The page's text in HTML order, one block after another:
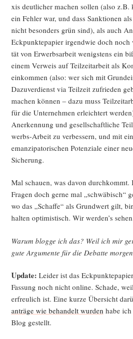
xis deut­li­cher machen sol­len (also
ein Feh­ler war, und dass Sank­tio­nen
nicht beson­ders grün sind), als auch
Eck­punk­te­pa­pier irgend­wie doch
tät von Erwerbs­ar­beit wenigs­tens ein
einem Ver­weis auf Teil­zeit­ar­beit als
ein­kom­men (also: wer sich mit
Dazu­ver­dienst via Teil­zeit zufrie­den
machen kön­nen – dazu muss
für die Unter­neh­men erleich­tert
Aner­ken­nung und gesell­schaft­li­che
werbs-Arbeit zu ver­bes­sern, und mit
eman­zi­pa­to­ri­schen Poten­zia­le einer
Sicherung.
Mal schau­en, was davon durch­kommt.
Fra­gen doch ger­ne mal „schwä­bisch“
wo das „Schaf­fe“ als Grund­wert gilt,
hal­ten opti­mis­tisch. Wir werden’s
War­um blog­ge ich das? Weil ich mir
gute Argu­men­te für die Debat­te
Update: Lei­der ist das
Fas­sung noch nicht online. Scha­de,
erfreu­lich ist. Eine kur­ze Über­sicht
an­trä­ge wie behan­delt wur­den habe
Blog gestellt.